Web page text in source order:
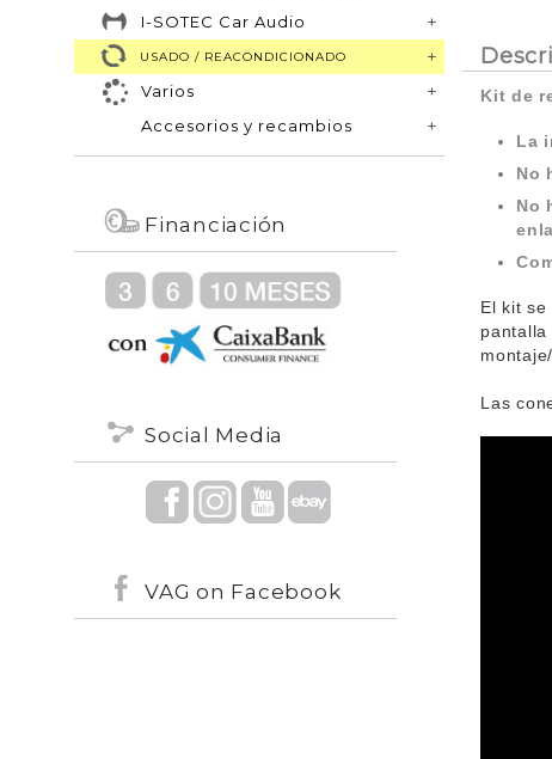
I-SOTEC Car Audio
USADO / REACONDICIONADO
Varios
Accesorios y recambios
Financiación
Social Media
VAG on Facebook
Kit de
La
No
No
El kit
Las